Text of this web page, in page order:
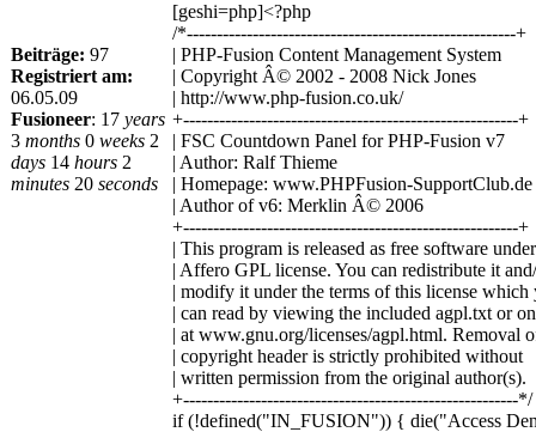
Beiträge: 97
Registriert am:
06.05.09
Fusioneer: 17 years
3 months 0 weeks 2
days 14 hours 2
minutes 20 seconds
[geshi=php]<?php
/*-------------------------------------------------------+
| PHP-Fusion Content Management System
| Copyright Â© 2002 - 2008 Nick Jones
| http://www.php-fusion.co.uk/
+--------------------------------------------------------+
| FSC Countdown Panel for PHP-Fusion v7
| Author: Ralf Thieme
| Homepage: www.PHPFusion-SupportClub.de
| Author of v6: Merklin Â© 2006
+--------------------------------------------------------+
| This program is released as free software
| Affero GPL license. You can redistribute it
| modify it under the terms of this license which
| can read by viewing the included agpl.txt or
| at www.gnu.org/licenses/agpl.html. Removal
| copyright header is strictly prohibited without
| written permission from the original author(s).
+--------------------------------------------------------*/
if (!defined("IN_FUSION")) { die("Access